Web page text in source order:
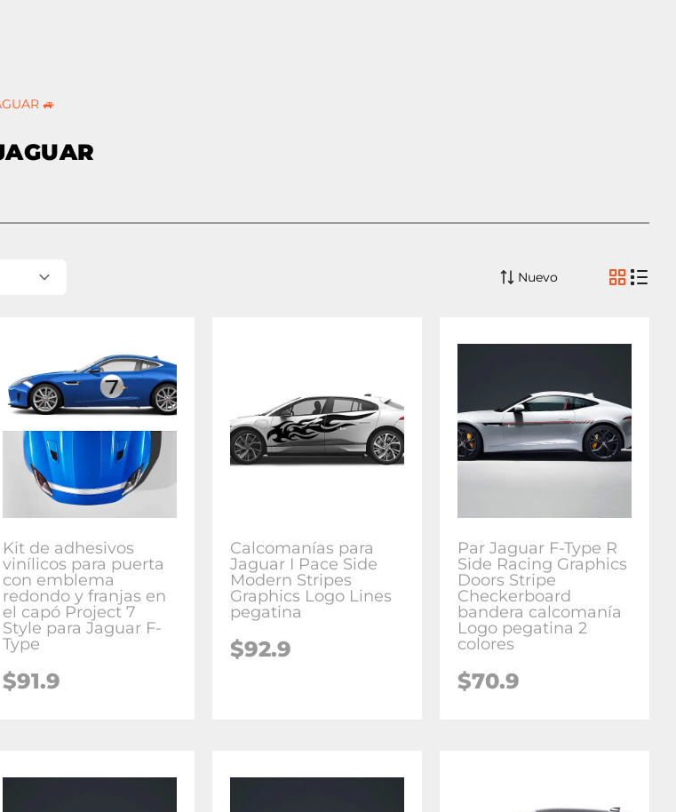
🚙
Nuevo
Kit de adhesivos
vinílicos para puerta
con emblema
redondo y franjas en
el capó Project 7
Style para Jaguar F-
Type
$91.9
Calcomanías para
Jaguar I Pace Side
Modern Stripes
Graphics Logo Lines
pegatina
$92.9
Par Jaguar F-Type R
Side Racing Graphics
Doors Stripe
Checkerboard
bandera calcomanía
Logo pegatina 2
colores
$70.9